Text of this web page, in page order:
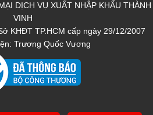
DỊCH VỤ XUẤT NHẬP KHẨU THÀNH
VINH
KHĐT TP.HCM cấp ngày 29/12/2007
Trương Quốc Vương